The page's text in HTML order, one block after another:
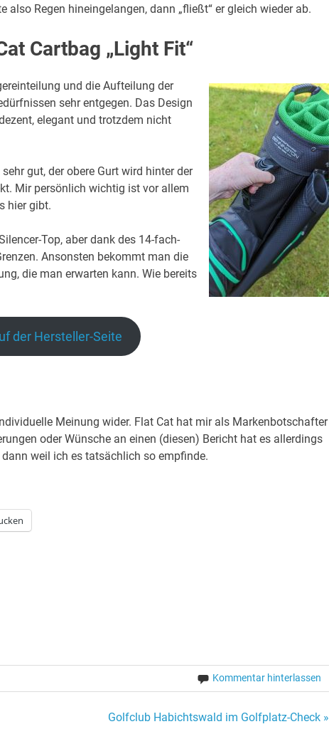
also Regen hineingelangen, dann „fließt“ er gleich wieder ab.
Cartbag „Light Fit“
und die Aufteilung der
sehr entgegen. Das Design
elegant und trotzdem nicht
gut, der obere Gurt wird hinter der
Mir persönlich wichtig ist vor allem
hier gibt.
Top, aber dank des 14-fach-
Ansonsten bekommt man die
die man erwarten kann. Wie bereits
der Hersteller-Seite
Meinung wider. Flat Cat hat mir als Markenbotschafter
oder Wünsche an einen (diesen) Bericht hat es allerdings
weil ich es tatsächlich so empfinde.
Kommentar hinterlassen
Golfclub Habichtswald im Golfplatz-Check »